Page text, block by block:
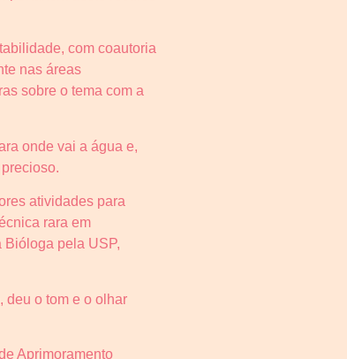
com coautoria
nas áreas
sobre o tema com a
onde vai a água e,
atividades para
rara em
Bióloga pela USP,
deu o tom e o olhar
Aprimoramento